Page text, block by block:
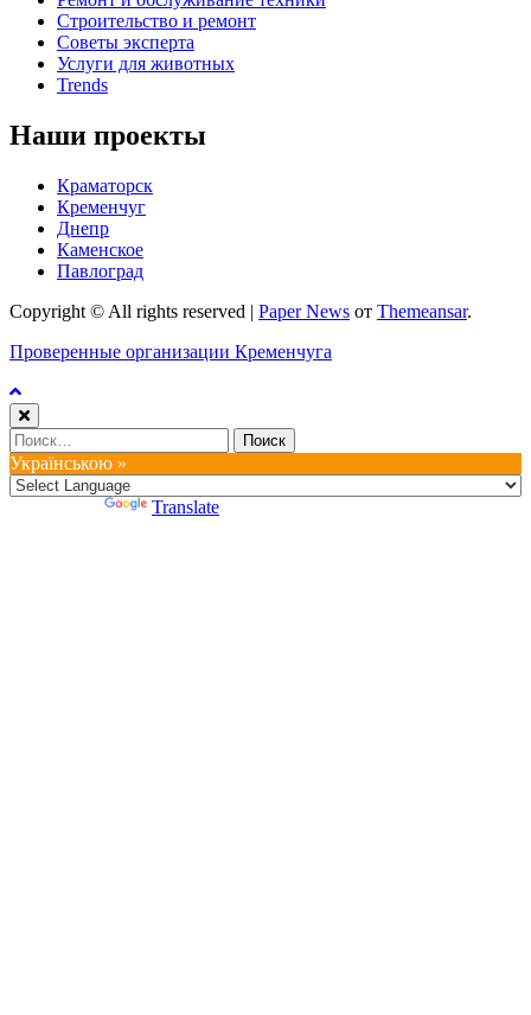
Строительство и ремонт
Советы эксперта
Услуги для животных
Trends
Наши проекты
Краматорск
Кременчуг
Днепр
Каменское
Павлоград
Copyright © All rights reserved | Paper News от Themeansar.
Проверенные организации Кременчуга
Найти:
Українською »
Translate